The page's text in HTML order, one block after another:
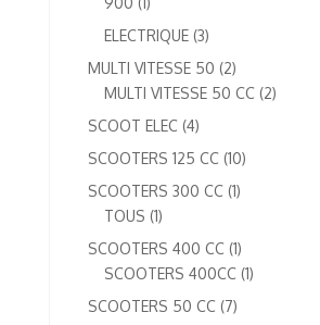
produit
ELECTRIQUE 33
produits
MULTI VITESSE 50 22
produits
MULTI VITESSE 50 CC 22
SCOOT ELEC 44
produits
SCOOTERS 125 CC 1010
SCOOTERS 300 CC 11
TOUS 11
produit
SCOOTERS 400 CC 11
produit
SCOOTERS 400CC 11
SCOOTERS 50 CC 77